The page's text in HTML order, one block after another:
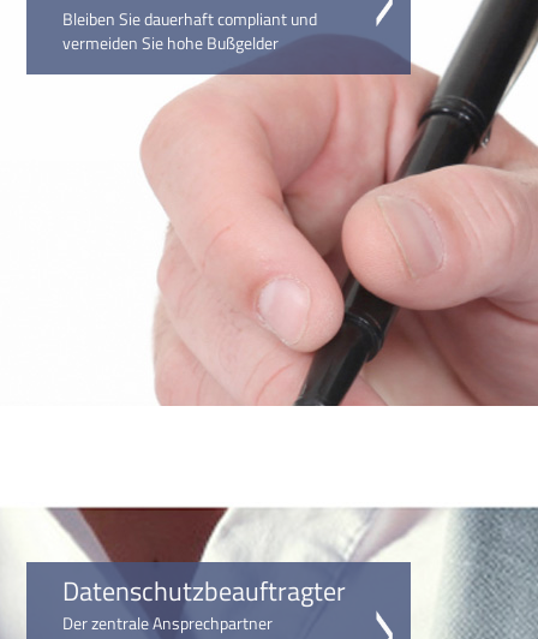
Bleiben Sie dauerhaft compliant und
vermeiden Sie hohe Bußgelder
Datenschutzbeauftragter
Der zentrale Ansprechpartner